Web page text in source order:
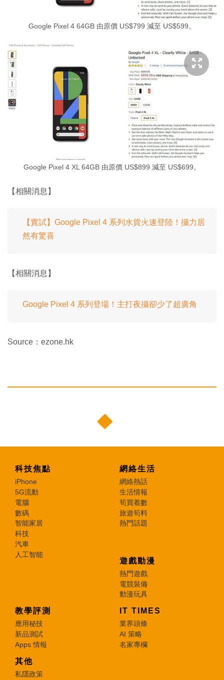
Google Pixel 4 64GB 由原價 US$799 減至 US$599。
Google Pixel 4 XL 64GB 由原價 US$899 減至 US$699。
【相關消息】
【實試】Google Pixel 4 系列水貨火速登陸！攝力居
然有驚喜
【相關消息】
Google Pixel 4 系列登場！主打夜攝卻少了超廣角
Source：ezone.hk
科技焦點
iPhone
5G流動
電腦
數碼
智能家居
科技
汽車
人工智能
網絡生活
網絡熱話
生活情報
筍買着數
旅遊筍料
熱門話題
遊戲動漫
熱門遊戲
電競裝備
動漫玩具
教學評測
應用秘技
新品測試
Apps 情報
IT TIMES
業界頭條
AI 策略
名家專欄
其他
私隱政策